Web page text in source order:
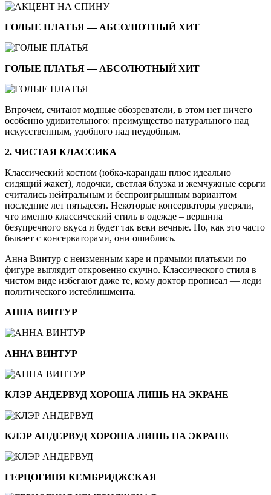
ГОЛЫЕ ПЛАТЬЯ — АБСОЛЮТНЫЙ ХИТ
ГОЛЫЕ ПЛАТЬЯ — АБСОЛЮТНЫЙ ХИТ
Впрочем, считают модные обозреватели, в этом нет ничего
особенно удивительного: преимущество натурального над
искусственным, удобного над неудобным.
2. ЧИСТАЯ КЛАССИКА
Классический костюм (юбка-карандаш плюс идеально
сидящий жакет), лодочки, светлая блузка и жемчужные серьги
считались нейтральным и беспроигрышным вариантом
последние лет пятьдесят. Некоторые консерваторы уверяли,
что именно классический стиль в одежде – вершина
безупречного вкуса и будет так веки вечные. Но, как это часто
бывает с консерваторами, они ошиблись.
Анна Винтур с неизменным каре и прямыми платьями по
фигуре выглядит откровенно скучно. Классического стиля в
чистом виде избегают даже те, кому доктор прописал — леди
политического истеблишмента.
АННА ВИНТУР
АННА ВИНТУР
КЛЭР АНДЕРВУД ХОРОША ЛИШЬ НА ЭКРАНЕ
КЛЭР АНДЕРВУД ХОРОША ЛИШЬ НА ЭКРАНЕ
ГЕРЦОГИНЯ КЕМБРИДЖСКАЯ